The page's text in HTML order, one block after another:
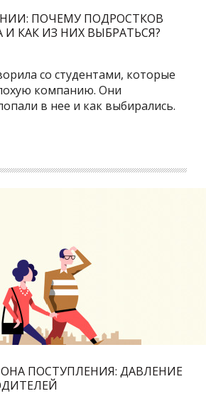
ПОЧЕМУ ПОДРОСТКОВ
И КАК ИЗ НИХ ВЫБРАТЬСЯ?
со студентами, которые
компанию. Они
в нее и как выбирались.
ПОСТУПЛЕНИЯ: ДАВЛЕНИЕ